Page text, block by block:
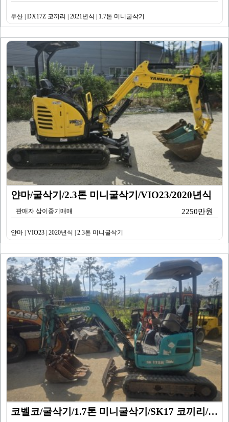
두산 | DX17Z 코끼리 | 2021년식 | 1.7톤 미니굴삭기
얀마/굴삭기/2.3톤 미니굴삭기/VIO23/2020년식
판매자 삼이중기매매 2250만원
얀마 | VIO23 | 2020년식 | 2.3톤 미니굴삭기
코벨코/굴삭기/1.7톤 미니굴삭기/SK17 코끼리/20…